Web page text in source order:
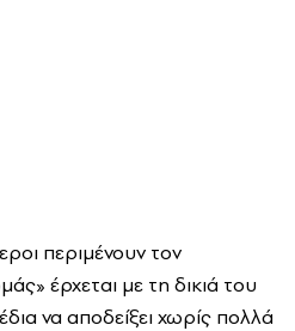
περιμένουν τον
έρχεται με τη δικιά του
να αποδείξει χωρίς πολλά